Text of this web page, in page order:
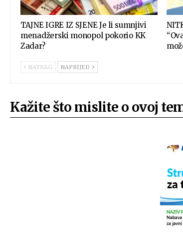
TAJNE IGRE IZ SJENE Je li sumnjivi
menadžerski monopol pokorio KK
Zadar?
NATRAG NAPRIJED
Kažite što mislite o ovoj